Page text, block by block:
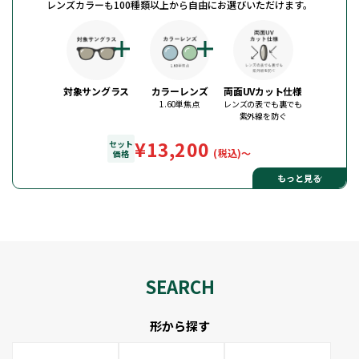
レンズカラーも100種類以上から自由にお選びいただけます。
対象サングラス カラーレンズ
1.60単焦点
両面UVカット仕様
レンズの表でも裏でも
紫外線を防ぐ
セット
価格 ¥13,200 (税込)〜
もっと見る
SEARCH
形から探す